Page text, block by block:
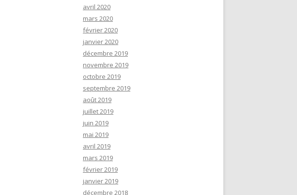
avril 2020
mars 2020
février 2020
janvier 2020
décembre 2019
novembre 2019
octobre 2019
septembre 2019
août 2019
juillet 2019
juin 2019
mai 2019
avril 2019
mars 2019
février 2019
janvier 2019
décembre 2018